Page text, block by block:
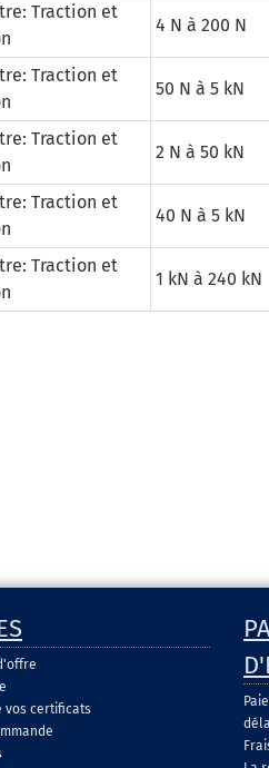
Traction et
4 N à 200 N
Traction et
50 N à 5 kN
Traction et
2 N à 50 kN
Traction et
40 N à 5 kN
Traction et
1 kN à 240 kN
vos certificats